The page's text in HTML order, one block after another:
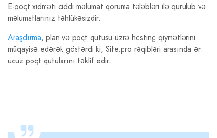
E-poçt xidməti ciddi məlumat qoruma tələbləri ilə qurulub və
məlumatlarınız təhlükəsizdir.
Araşdırma, plan və poçt qutusu üzrə hosting qiymətlərini
müqayisə edərək göstərdi ki, Site.pro rəqibləri arasında ən
ucuz poçt qutularını təklif edir.